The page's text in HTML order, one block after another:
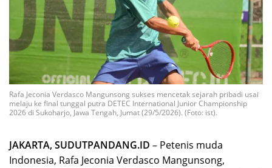
Rafa Jeconia Verdasco Mangunsong sukses mencetak sejarah pribadi usai
melaju ke final tunggal putra DETEC International Junior Championship
2026 di Sukoharjo, Jawa Tengah, Jumat (29/5/2026). (Foto: ist).
JAKARTA, SUDUTPANDANG.ID – Petenis muda
Indonesia, Rafa Jeconia Verdasco Mangunsong,